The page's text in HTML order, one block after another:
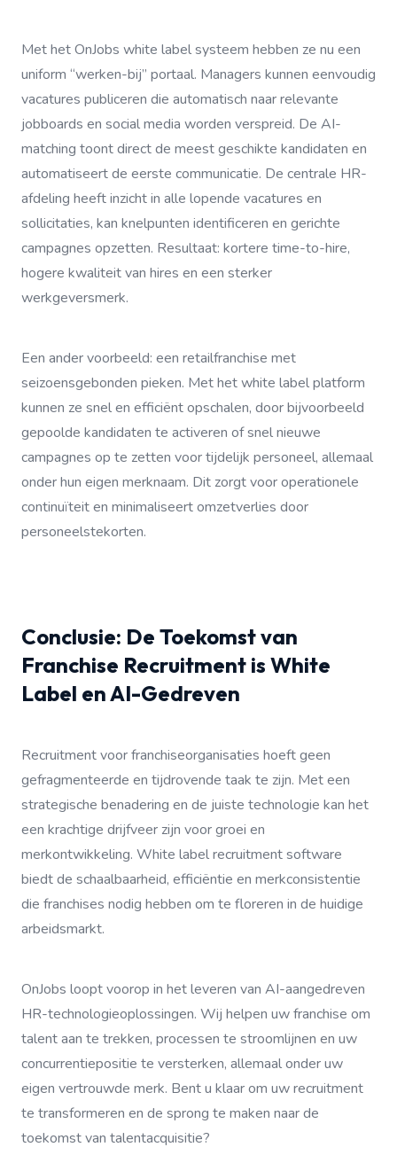
Met het OnJobs white label systeem hebben ze nu een
uniform “werken-bij” portaal. Managers kunnen eenvoudig
vacatures publiceren die automatisch naar relevante
jobboards en social media worden verspreid. De AI-
matching toont direct de meest geschikte kandidaten en
automatiseert de eerste communicatie. De centrale HR-
afdeling heeft inzicht in alle lopende vacatures en
sollicitaties, kan knelpunten identificeren en gerichte
campagnes opzetten. Resultaat: kortere time-to-hire,
hogere kwaliteit van hires en een sterker
werkgeversmerk.
Een ander voorbeeld: een retailfranchise met
seizoensgebonden pieken. Met het white label platform
kunnen ze snel en efficiënt opschalen, door bijvoorbeeld
gepoolde kandidaten te activeren of snel nieuwe
campagnes op te zetten voor tijdelijk personeel, allemaal
onder hun eigen merknaam. Dit zorgt voor operationele
continuïteit en minimaliseert omzetverlies door
personeelstekorten.
Conclusie: De Toekomst van
Franchise Recruitment is White
Label en AI-Gedreven
Recruitment voor franchiseorganisaties hoeft geen
gefragmenteerde en tijdrovende taak te zijn. Met een
strategische benadering en de juiste technologie kan het
een krachtige drijfveer zijn voor groei en
merkontwikkeling. White label recruitment software
biedt de schaalbaarheid, efficiëntie en merkconsistentie
die franchises nodig hebben om te floreren in de huidige
arbeidsmarkt.
OnJobs loopt voorop in het leveren van AI-aangedreven
HR-technologieoplossingen. Wij helpen uw franchise om
talent aan te trekken, processen te stroomlijnen en uw
concurrentiepositie te versterken, allemaal onder uw
eigen vertrouwde merk. Bent u klaar om uw recruitment
te transformeren en de sprong te maken naar de
toekomst van talentacquisitie?